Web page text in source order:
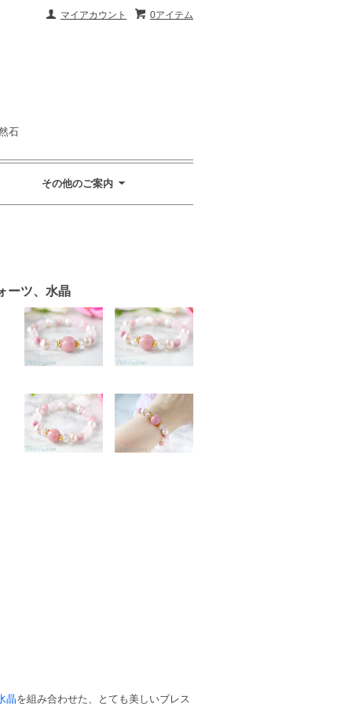
0アイテム
マイアカウント
石
その他のご案内
ーツ、水晶
晶を組み合わせた、とても美しいブレス